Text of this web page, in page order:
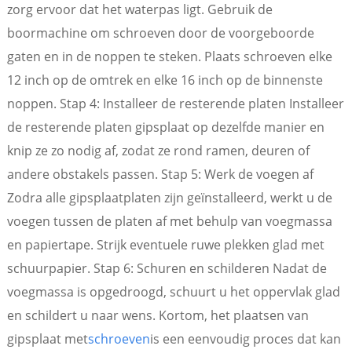
zorg ervoor dat het waterpas ligt. Gebruik de
boormachine om schroeven door de voorgeboorde
gaten en in de noppen te steken. Plaats schroeven elke
12 inch op de omtrek en elke 16 inch op de binnenste
noppen. Stap 4: Installeer de resterende platen Installeer
de resterende platen gipsplaat op dezelfde manier en
knip ze zo nodig af, zodat ze rond ramen, deuren of
andere obstakels passen. Stap 5: Werk de voegen af ​​
Zodra alle gipsplaatplaten zijn geïnstalleerd, werkt u de
voegen tussen de platen af ​​met behulp van voegmassa
en papiertape. Strijk eventuele ruwe plekken glad met
schuurpapier. Stap 6: Schuren en schilderen Nadat de
voegmassa is opgedroogd, schuurt u het oppervlak glad
en schildert u naar wens. Kortom, het plaatsen van
gipsplaat metschroevenis een eenvoudig proces dat kan